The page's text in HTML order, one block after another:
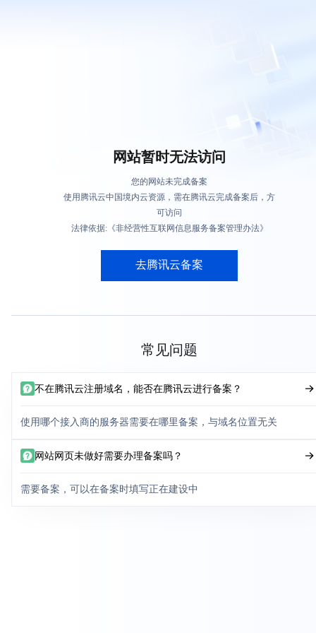
网站暂时无法访问
您的网站未完成备案
使用腾讯云中国境内云资源，需在腾讯云完成备案后，方
可访问
法律依据:《非经营性互联网信息服务备案管理办法》
去腾讯云备案
常见问题
不在腾讯云注册域名，能否在腾讯云进行备案？
使用哪个接入商的服务器需要在哪里备案，与域名位置无关
网站网页未做好需要办理备案吗？
需要备案，可以在备案时填写正在建设中